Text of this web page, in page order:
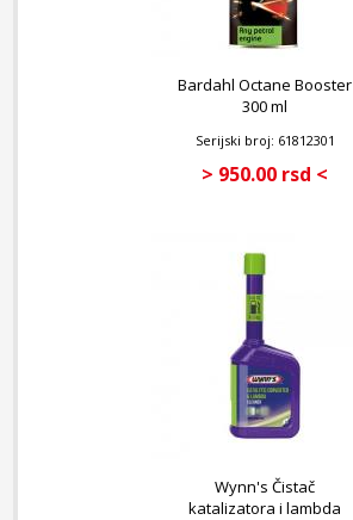
Bardahl Octane Booster
300 ml
Serijski broj: 61812301
> 950.00 rsd <
Wynn's Čistač
katalizatora i lambda